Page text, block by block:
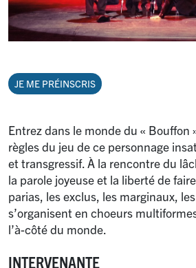
JE ME PRÉINSCRIS
Entrez dans le monde du « Bouffon
règles du jeu de ce personnage
et transgressif. À la rencontre du
la parole joyeuse et la liberté de
parias, les exclus, les marginaux,
s’organisent en choeurs
l’à-côté du monde.
INTERVENANTE